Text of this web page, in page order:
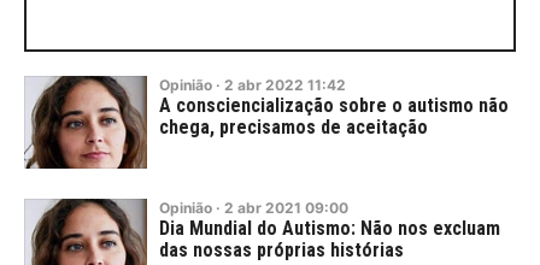
Opinião · 2 abr 2022 11:42
A consciencialização sobre o autismo não
chega, precisamos de aceitação
Opinião · 2 abr 2021 09:00
Dia Mundial do Autismo: Não nos excluam
das nossas próprias histórias